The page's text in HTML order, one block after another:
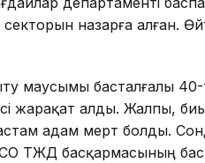
назарға алған.
маусымы басталғалы 40-
жарақат алды. Жалпы,
адам мерт болды.
ТЖД басқармасының